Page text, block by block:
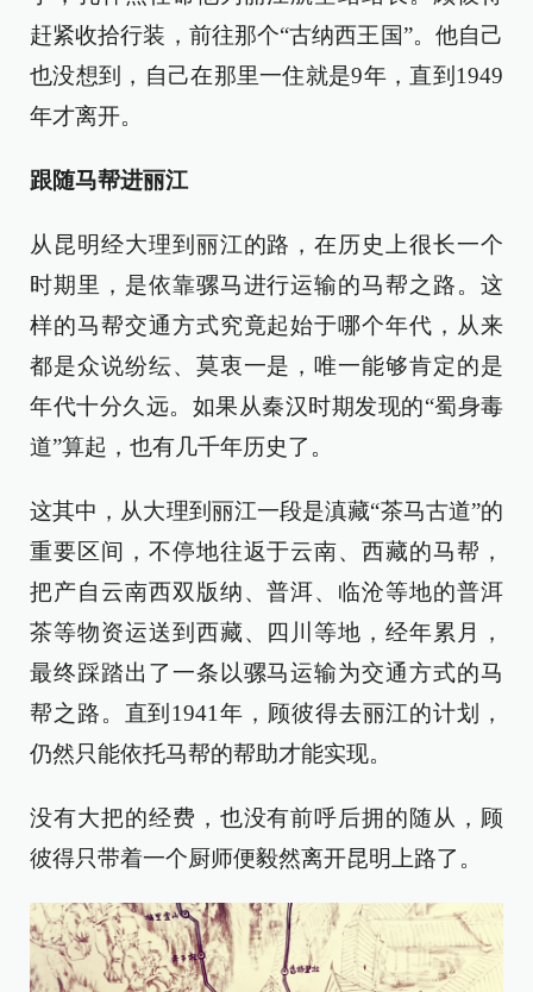
赶紧收拾行装，前往那个“古纳西王国”。他自己
也没想到，自己在那里一住就是9年，直到1949
年才离开。
跟随马帮进丽江
从昆明经大理到丽江的路，在历史上很长一个
时期里，是依靠骡马进行运输的马帮之路。这
样的马帮交通方式究竟起始于哪个年代，从来
都是众说纷纭、莫衷一是，唯一能够肯定的是
年代十分久远。如果从秦汉时期发现的“蜀身毒
道”算起，也有几千年历史了。
这其中，从大理到丽江一段是滇藏“茶马古道”的
重要区间，不停地往返于云南、西藏的马帮，
把产自云南西双版纳、普洱、临沧等地的普洱
茶等物资运送到西藏、四川等地，经年累月，
最终踩踏出了一条以骡马运输为交通方式的马
帮之路。直到1941年，顾彼得去丽江的计划，
仍然只能依托马帮的帮助才能实现。
没有大把的经费，也没有前呼后拥的随从，顾
彼得只带着一个厨师便毅然离开昆明上路了。